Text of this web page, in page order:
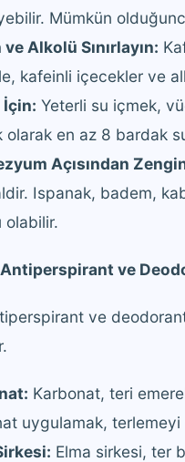
Mümkün
Alkolü Sınırlayın:
kafeinli içecekler ve
İçin: Yeterli su içmek,
olarak en az 8 bardak
Açısından
Ispanak, badem,
olabilir.
ve
ve
Karbonat, teri
uygulamak,
Elma sirkesi, ter